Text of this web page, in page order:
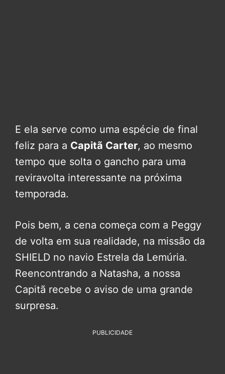
E ela serve como uma espécie de final
feliz para a Capitã Carter, ao mesmo
tempo que solta o gancho para uma
reviravolta interessante na próxima
temporada.
Pois bem, a cena começa com a Peggy
de volta em sua realidade, na missão da
SHIELD no navio Estrela da Lemúria.
Reencontrando a Natasha, a nossa
Capitã recebe o aviso de uma grande
surpresa.
PUBLICIDADE